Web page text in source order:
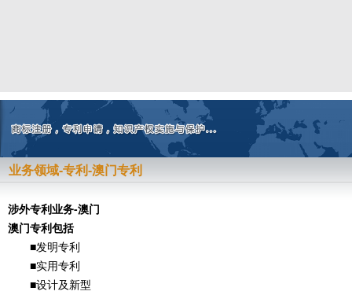
业务领域-专利-澳门专利
涉外专利业务-澳门
澳门专利包括
■发明专利
■实用专利
■设计及新型